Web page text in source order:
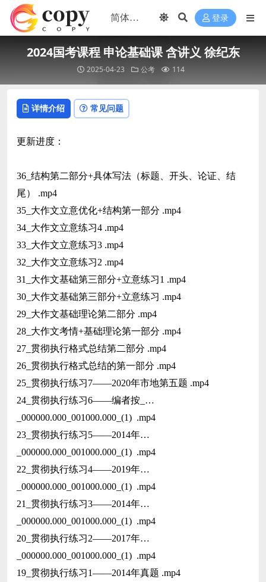
登录
2024国考课程 申论基础课 含讲义 徐纪东
2025-04-23 公考 114
详情介绍 常见问题
更新进度：
36_结构第二部分+具体写法（标题、开头、论证、结
尾） .mp4
35_大作文立意优化+结构第一部分 .mp4
34_大作文立意练习4 .mp4
33_大作文立意练习3 .mp4
32_大作文立意练习2 .mp4
31_大作文基础第三部分+立意练习1 .mp4
30_大作文基础第三部分+立意练习 .mp4
29_大作文基础理论第二部分 .mp4
28_大作文考情+基础理论第一部分 .mp4
27_贯彻执行格式总结第二部分 .mp4
26_贯彻执行格式总结的第一部分 .mp4
25_贯彻执行练习7——2020年市地第五题 .mp4
24_贯彻执行练习6——编者按_…
_000000.000_001000.000_(1) .mp4
23_贯彻执行练习5——2014年…
_000000.000_001000.000_(1) .mp4
22_贯彻执行练习4——2019年…
_000000.000_001000.000_(1) .mp4
21_贯彻执行练习3——2014年…
_000000.000_001000.000_(1) .mp4
20_贯彻执行练习2——2017年…
_000000.000_001000.000_(1) .mp4
19_贯彻执行练习1——2014年真题 .mp4